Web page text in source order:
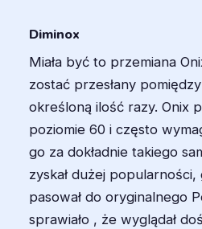
Diminox
Miała być to przemiana
zostać przesłany
określoną ilość razy. Onix
poziomie 60 i często
go za dokładnie takiego
zyskał dużej
pasował do oryginalnego
sprawiało , że wyglądał